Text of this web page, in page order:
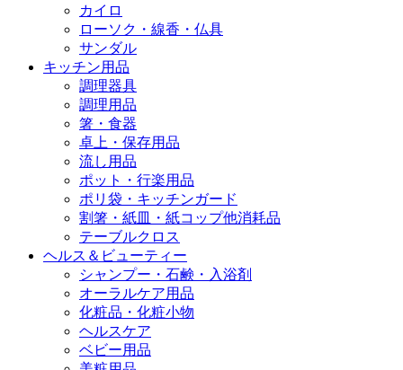
カイロ
ローソク・線香・仏具
サンダル
キッチン用品
調理器具
調理用品
箸・食器
卓上・保存用品
流し用品
ポット・行楽用品
ポリ袋・キッチンガード
割箸・紙皿・紙コップ他消耗品
テーブルクロス
ヘルス＆ビューティー
シャンプー・石鹸・入浴剤
オーラルケア用品
化粧品・化粧小物
ヘルスケア
ベビー用品